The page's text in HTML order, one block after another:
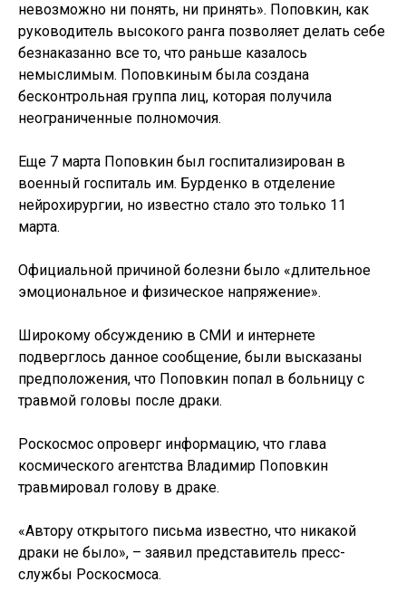
невозможно ни понять, ни принять». Поповкин, как
руководитель высокого ранга позволяет делать себе
безнаказанно все то, что раньше казалось
немыслимым. Поповкиным была создана
бесконтрольная группа лиц, которая получила
неограниченные полномочия.
Еще 7 марта Поповкин был госпитализирован в
военный госпиталь им. Бурденко в отделение
нейрохирургии, но известно стало это только 11
марта.
Официальной причиной болезни было «длительное
эмоциональное и физическое напряжение».
Широкому обсуждению в СМИ и интернете
подверглось данное сообщение, были высказаны
предположения, что Поповкин попал в больницу с
травмой головы после драки.
Роскосмос опроверг информацию, что глава
космического агентства Владимир Поповкин
травмировал голову в драке.
«Автору открытого письма известно, что никакой
драки не было», – заявил представитель пресс-
службы Роскосмоса.